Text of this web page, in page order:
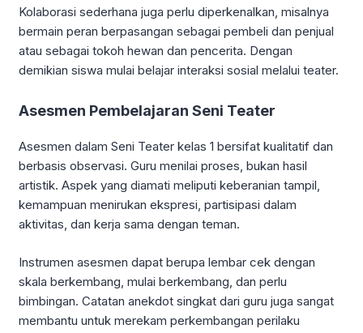
Kolaborasi sederhana juga perlu diperkenalkan, misalnya
bermain peran berpasangan sebagai pembeli dan penjual
atau sebagai tokoh hewan dan pencerita. Dengan
demikian siswa mulai belajar interaksi sosial melalui teater.
Asesmen Pembelajaran Seni Teater
Asesmen dalam Seni Teater kelas 1 bersifat kualitatif dan
berbasis observasi. Guru menilai proses, bukan hasil
artistik. Aspek yang diamati meliputi keberanian tampil,
kemampuan menirukan ekspresi, partisipasi dalam
aktivitas, dan kerja sama dengan teman.
Instrumen asesmen dapat berupa lembar cek dengan
skala berkembang, mulai berkembang, dan perlu
bimbingan. Catatan anekdot singkat dari guru juga sangat
membantu untuk merekam perkembangan perilaku